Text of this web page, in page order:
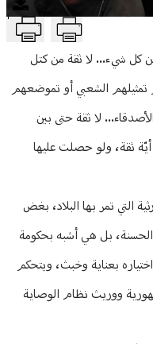
T
كل شيء... لا ثقة من كتل
الشعبي أو تموضعهم
لا ثقة حتى بين
أيّة ثقة، ولو حصلت عليها
التي تمر بها البلاد، بغض
بل هي أشبه بحكومة
بعناية وخبث، ويتحكم
ووريث نظام الوصاية